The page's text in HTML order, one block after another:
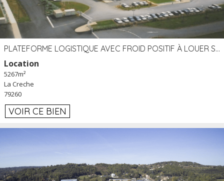
PLATEFORME LOGISTIQUE AVEC FROID POSITIF À LOUER SECTEUR NIORT (79)
Location
5267m²
La Creche
79260
VOIR CE BIEN